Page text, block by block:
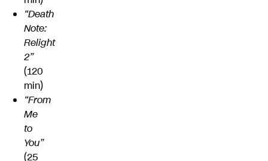
“Death
Note:
Relight
2”
(120
min)
“From
Me
to
You”
(25